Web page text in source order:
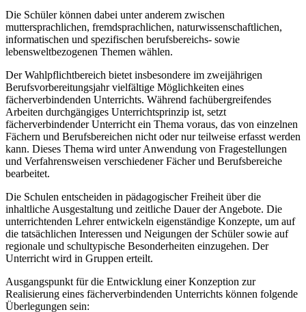
Die Schüler können dabei unter anderem zwischen
muttersprachlichen, fremdsprachlichen, naturwissenschaftlichen,
informatischen und spezifischen berufsbereichs- sowie
lebensweltbezogenen Themen wählen.
Der Wahlpflichtbereich bietet insbesondere im zweijährigen
Berufsvorbereitungsjahr vielfältige Möglichkeiten eines
fächerverbindenden Unterrichts. Während fachübergreifendes
Arbeiten durchgängiges Unterrichtsprinzip ist, setzt
fächerverbindender Unterricht ein Thema voraus, das von einzelnen
Fächern und Berufsbereichen nicht oder nur teilweise erfasst werden
kann. Dieses Thema wird unter Anwendung von Fragestellungen
und Verfahrensweisen verschiedener Fächer und Berufsbereiche
bearbeitet.
Die Schulen entscheiden in pädagogischer Freiheit über die
inhaltliche Ausgestaltung und zeitliche Dauer der Angebote. Die
unterrichtenden Lehrer entwickeln eigenständige Konzepte, um auf
die tatsächlichen Interessen und Neigungen der Schüler sowie auf
regionale und schultypische Besonderheiten einzugehen. Der
Unterricht wird in Gruppen erteilt.
Ausgangspunkt für die Entwicklung einer Konzeption zur
Realisierung eines fächerverbindenden Unterrichts können folgende
Überlegungen sein: